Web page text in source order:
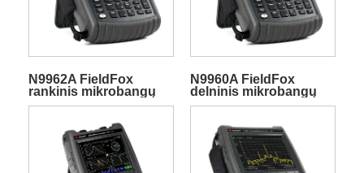
N9962A FieldFox
rankinis mikrobangų
spektro analizatorius
N9960A FieldFox
delninis mikrobangų
spektro analizatorius